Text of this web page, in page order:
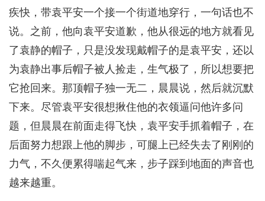
疾快，带袁平安一个接一个街道地穿行，一句话也不
说。之前，他向袁平安道歉，他从很远的地方就看见
了袁静的帽子，只是没发现戴帽子的是袁平安，还以
为袁静出事后帽子被人捡走，生气极了，所以想要把
它抢回来。那顶帽子独一无二，晨晨说，然后就沉默
下来。尽管袁平安很想揪住他的衣领逼问他许多问
题，但晨晨在前面走得飞快，袁平安手抓着帽子，在
后面努力想跟上他的脚步，可腿上已经失去了刚刚的
力气，不久便累得喘起气来，步子踩到地面的声音也
越来越重。